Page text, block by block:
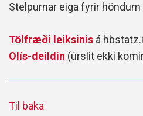
Stelpurnar eiga fyrir
Tölfræði leiksinis á
Olís-deildin (úrslit ekki
Til baka